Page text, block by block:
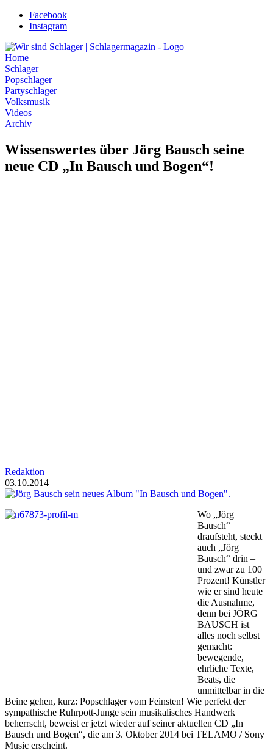
Zum
Inhalt
Facebook
Instagram
Home
Schlager
Popschlager
Partyschlager
Volksmusik
Videos
Archiv
Wissenswertes über Jörg Bausch seine
neue CD „In Bausch und Bogen“!
Redaktion
03.10.2014
Wo „Jörg
Bausch“
draufsteht, steckt
auch „Jörg
Bausch“ drin –
und zwar zu 100
Prozent! Künstler
wie er sind heute
die Ausnahme,
denn bei JÖRG
BAUSCH ist
alles noch selbst
gemacht:
bewegende,
ehrliche Texte,
Beats, die
unmittelbar in die
Beine gehen, kurz: Popschlager vom Feinsten! Wie perfekt der
sympathische Ruhrpott-Junge sein musikalisches Handwerk
beherrscht, beweist er jetzt wieder auf seiner aktuellen CD „In
Bausch und Bogen“, die am 3. Oktober 2014 bei TELAMO / Sony
Music erscheint.